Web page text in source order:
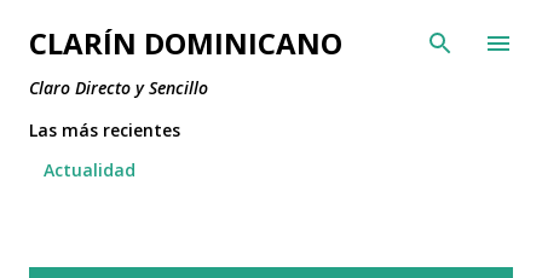
Ir al contenido principal
CLARÍN DOMINICANO
Claro Directo y Sencillo
Las más recientes
Actualidad